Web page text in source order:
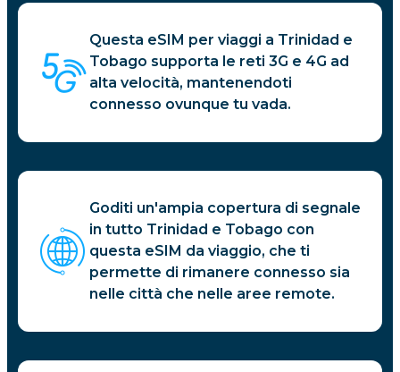
Questa eSIM per viaggi a Trinidad e
Tobago supporta le reti 3G e 4G ad
alta velocità, mantenendoti
connesso ovunque tu vada.
Goditi un'ampia copertura di segnale
in tutto Trinidad e Tobago con
questa eSIM da viaggio, che ti
permette di rimanere connesso sia
nelle città che nelle aree remote.